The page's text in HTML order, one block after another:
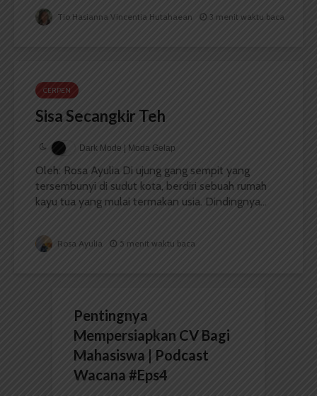
Tio Hasianna Vincentia Hutahaean 3 menit waktu baca
CERPEN
Sisa Secangkir Teh
Dark Mode | Moda Gelap
Oleh: Rosa Ayulia Di ujung gang sempit yang
tersembunyi di sudut kota, berdiri sebuah rumah
kayu tua yang mulai termakan usia. Dindingnya...
Rosa Ayulia 5 menit waktu baca
Pentingnya
Mempersiapkan CV Bagi
Mahasiswa | Podcast
Wacana #Eps4